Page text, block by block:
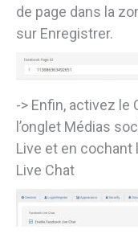
de page dans la
sur Enregistrer.
-> Enfin, activez le
l’onglet Médias
Live et en cochant
Live Chat